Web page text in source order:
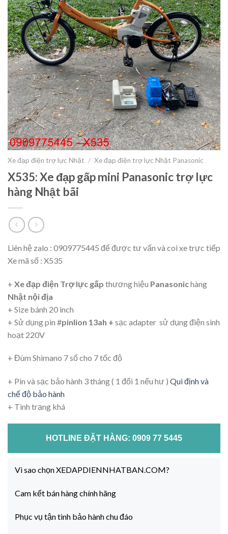
Xe đạp điện trợ lực Nhật / Xe đạp điện trợ lực Nhật Panasonic
X535: Xe đạp gấp mini Panasonic trợ lực
hàng Nhật bãi
Liên hệ zalo : 0909775445 để được tư vấn và coi xe trực tiếp
Xe mã số : X535
+ Xe đạp điện Trợ lực gấp thương hiệu Panasonichàng
Nhật nội địa
+ Size bánh 20 inch
+ Sử dụng pin #pinlion 13ah + sạc adapter sử dụng điện sinh
hoạt 220V
+ Đùm Shimano 7 số cho 7 tốc độ
+ Pin và sạc bảo hành 3 tháng ( 1 đổi 1 nếu hư ) Qui định và
chế độ bảo hành
+ Tình trạng khá
HOTLINE ĐẶT HÀNG: 0909 77 5445
Vì sao chọn XEDAPDIENNHATBAN.COM?
Cam kết bán hàng chính hãng
Phục vụ tận tình bảo hành chu đáo